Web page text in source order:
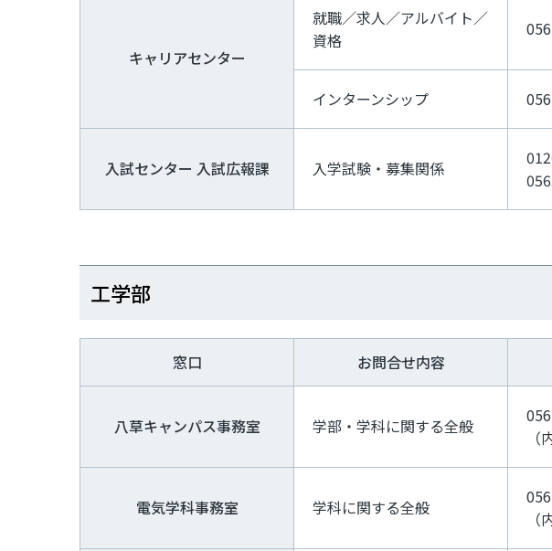
キャリアセンター
就職／求人／アルバイト／
資格
インターンシップ
入試センター 入試広報課 入学試験・募集関係
工学部
窓口 お問合せ内容
八草キャンパス事務室 学部・学科に関する全般
電気学科事務室 学科に関する全般